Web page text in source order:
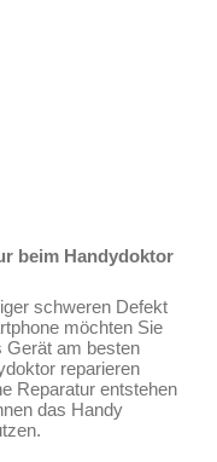
beim Handydoktor
schweren Defekt
möchten Sie
Gerät am besten
reparieren
Reparatur entstehen
das Handy